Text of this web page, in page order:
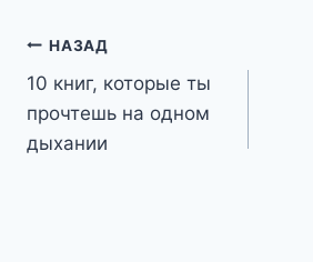
Навигация
по
записям
НАЗАД
10 книг, которые ты
прочтешь на одном
дыхании